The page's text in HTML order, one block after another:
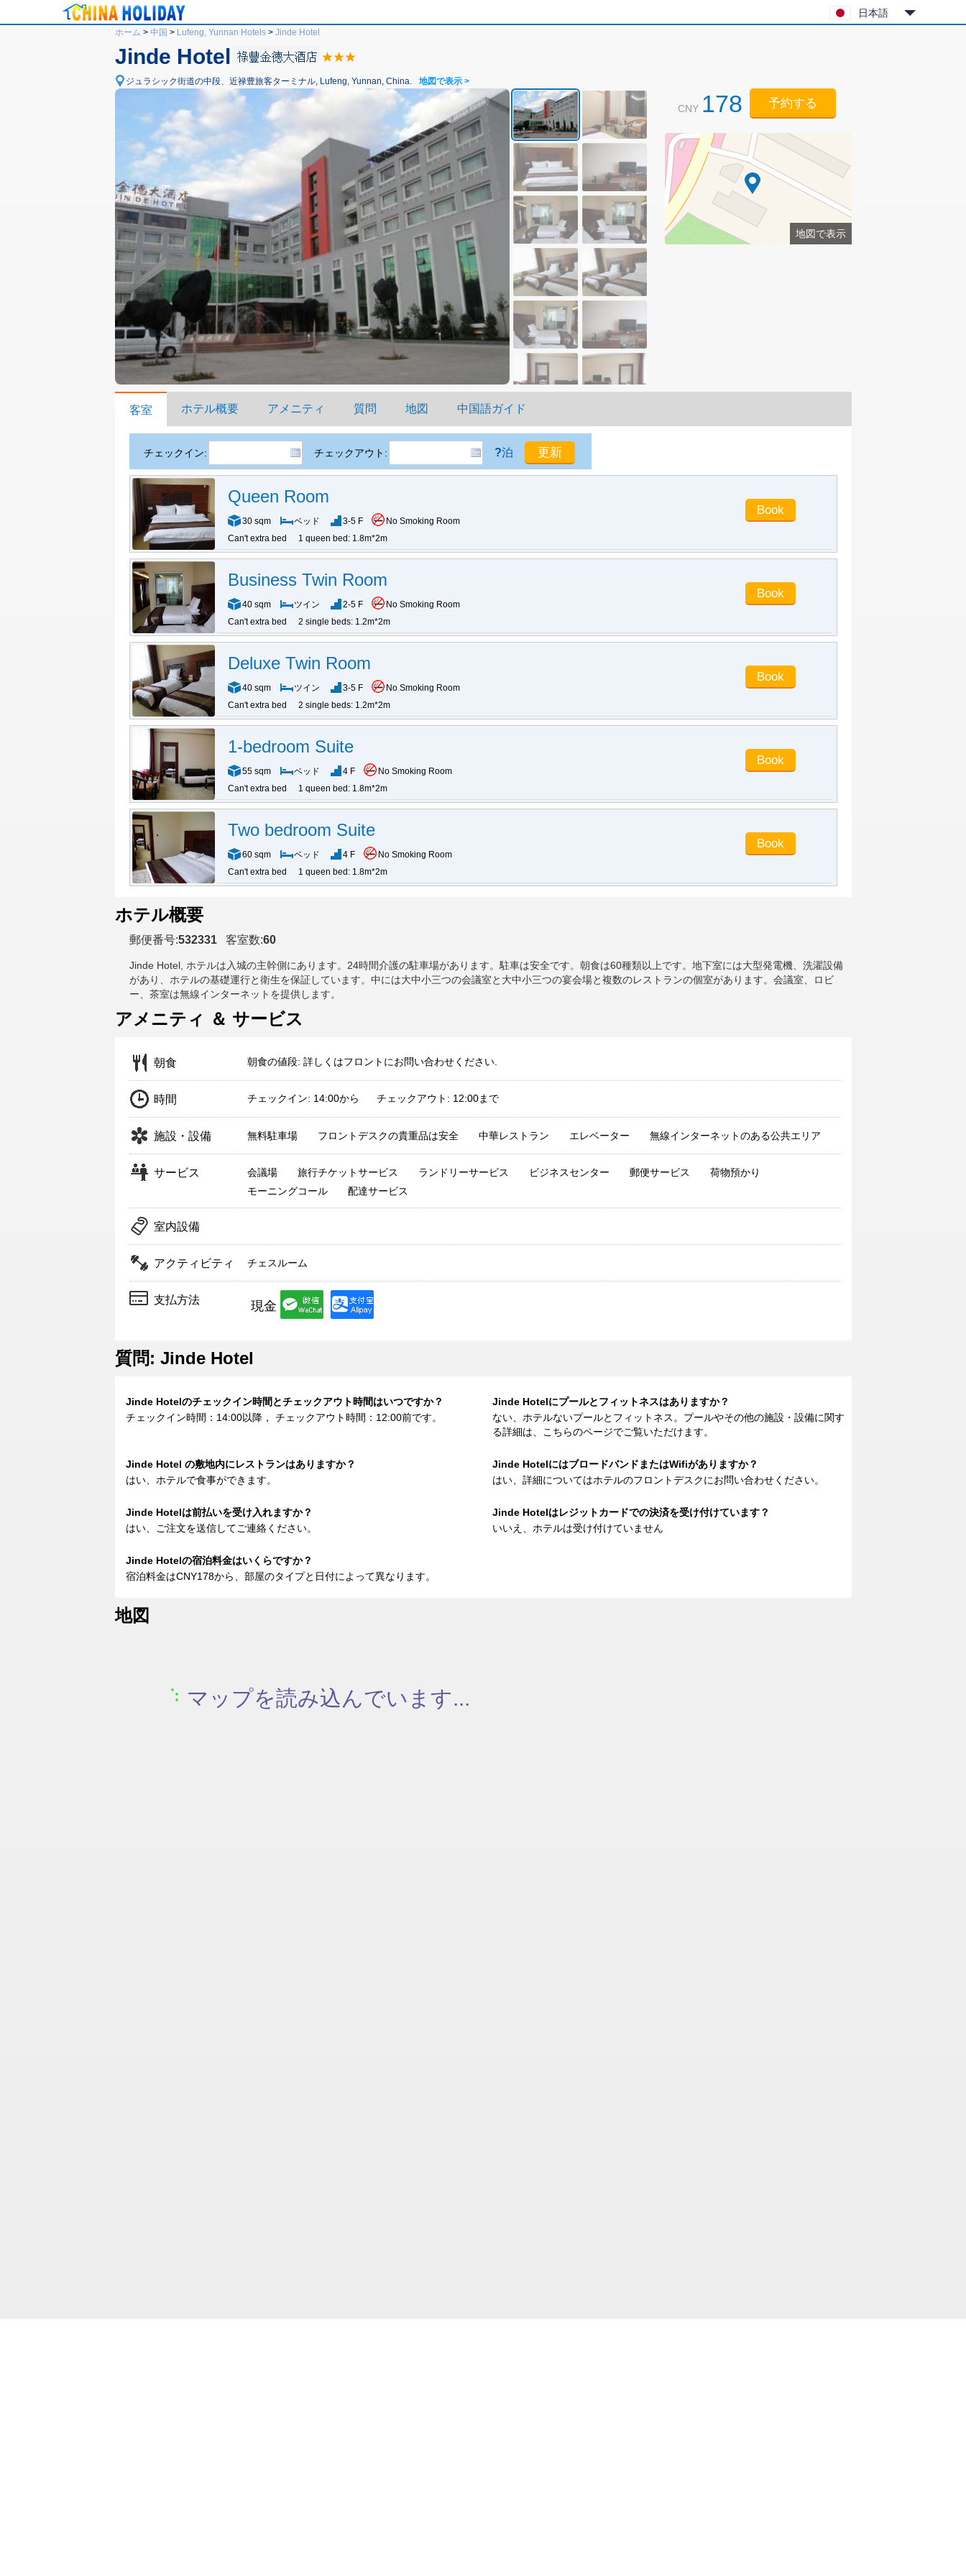
日本語
ホーム > 中国 > Lufeng, Yunnan Hotels> Jinde Hotel
Jinde Hotel
ジュラシック街道の中段、近禄豊旅客ターミナル, Lufeng, Yunnan, China. 地図で表示 >
CNY 178 予約する
地図で表示
客室 ホテル概要 アメニティ 質問 地図 中国語ガイド
チェックイン: チェックアウト: ?泊
Queen Room
30 sqm ベッド 3-5 F
No Smoking Room
Can't extra bed
1 queen bed: 1.8m*2m
Business Twin Room
40 sqm ツイン 2-5 F
No Smoking Room
Can't extra bed
2 single beds: 1.2m*2m
Deluxe Twin Room
40 sqm ツイン 3-5 F
No Smoking Room
Can't extra bed
2 single beds: 1.2m*2m
1-bedroom Suite
55 sqm ベッド 4 F
No Smoking Room
Can't extra bed
1 queen bed: 1.8m*2m
Two bedroom Suite
60 sqm ベッド 4 F
No Smoking Room
Can't extra bed
1 queen bed: 1.8m*2m
ホテル概要
郵便番号:532331 客室数:60
Jinde Hotel, ホテルは入城の主幹側にあります。24時間介護の駐車場があります。駐車は安全です。朝食は60種類以上です。地下室には大型発電機、洗濯設備
があり、ホテルの基礎運行と衛生を保証しています。中には大中小三つの会議室と大中小三つの宴会場と複数のレストランの個室があります。会議室、ロビ
ー、茶室は無線インターネットを提供します。
アメニティ ＆ サービス
朝食 朝食の値段: 詳しくはフロントにお問い合わせください.
時間 チェックイン: 14:00から チェックアウト: 12:00まで
施設・設備 無料駐車場 フロントデスクの貴重品は安全 中華レストラン エレベーター 無線インターネットのある公共エリア
サービス 会議場 旅行チケットサービス ランドリーサービス ビジネスセンター 郵便サービス
荷物預かり
モーニングコール
配達サービス
室内設備
アクティビティ チェスルーム
支払方法 現金
質問: Jinde Hotel
Jinde Hotelのチェックイン時間とチェックアウト時間はいつですか？
チェックイン時間：14:00以降， チェックアウト時間：12:00前です。
Jinde Hotelにプールとフィットネスはありますか？
ない、ホテルないプールとフィットネス。プールやその他の施設・設備に関す
る詳細は、こちらのページでご覧いただけます。
Jinde Hotel の敷地内にレストランはありますか？
はい、ホテルで食事ができます。
Jinde HotelにはブロードバンドまたはWifiがありますか？
はい、詳細についてはホテルのフロントデスクにお問い合わせください。
Jinde Hotelは前払いを受け入れますか？
はい、ご注文を送信してご連絡ください。
Jinde Hotelはレジットカードでの決済を受け付けています？
いいえ、ホテルは受け付けていません
Jinde Hotelの宿泊料金はいくらですか？
宿泊料金はCNY178から、部屋のタイプと日付によって異なります。
地図
マップを読み込んでいます...